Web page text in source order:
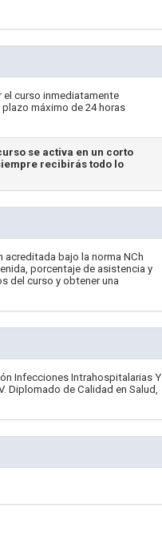
el curso inmediatamente
máximo de 24 horas
se activa en un corto
recibirás todo lo
bajo la norma NCh
porcentaje de asistencia y
del curso y obtener una
Infecciones Intrahospitalarias Y
Diplomado de Calidad en Salud,